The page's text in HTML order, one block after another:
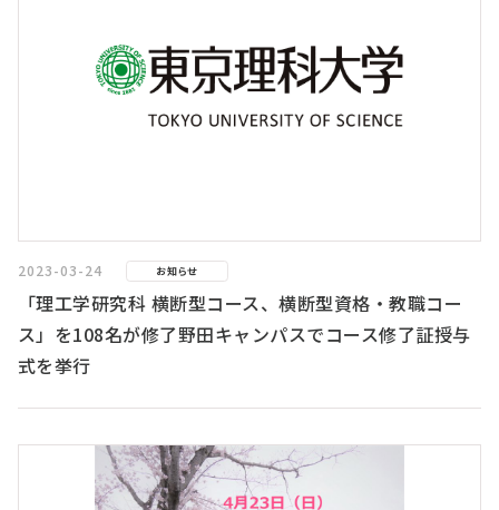
2023-03-24 お知らせ
「理工学研究科 横断型コース、横断型資格・教職コー
ス」を108名が修了野田キャンパスでコース修了証授与
式を挙行